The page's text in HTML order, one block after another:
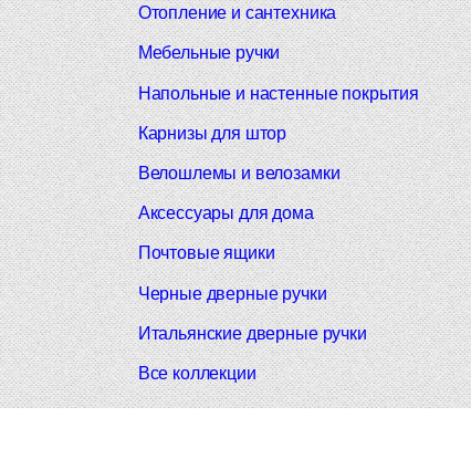
Отопление и сантехника
Мебельные ручки
Напольные и настенные покрытия
Карнизы для штор
Велошлемы и велозамки
Аксессуары для дома
Почтовые ящики
Черные дверные ручки
Итальянские дверные ручки
Все коллекции